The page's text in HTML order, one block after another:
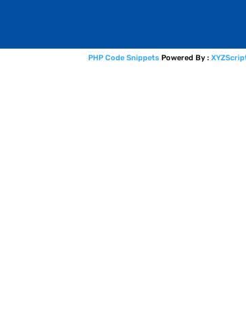
PHP Code Snippets Powered By :